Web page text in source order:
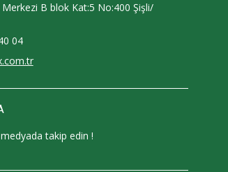
B blok Kat:5 No:400 Şişli/
04
takip edin !